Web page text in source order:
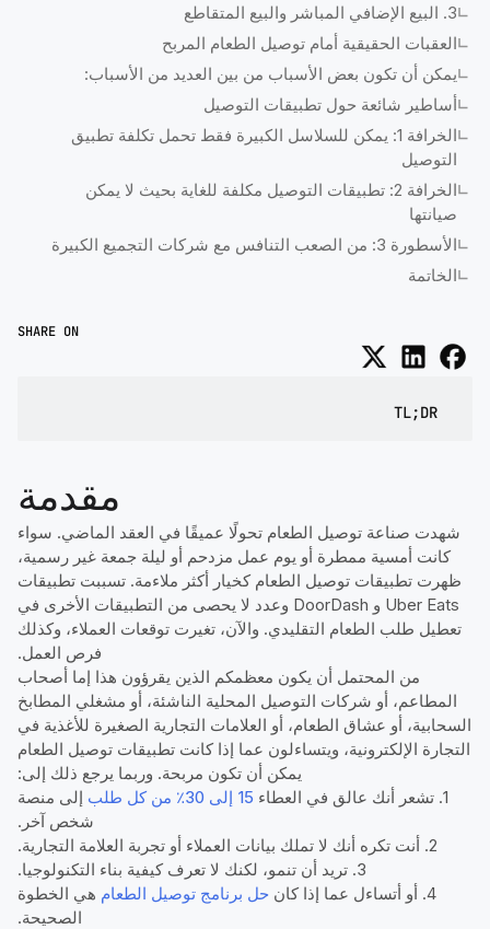
3. البيع الإضافي المباشر والبيع المتقاطع
العقبات الحقيقية أمام توصيل الطعام المربح
يمكن أن تكون بعض الأسباب من بين العديد من الأسباب:
أساطير شائعة حول تطبيقات التوصيل
الخرافة 1: يمكن للسلاسل الكبيرة فقط تحمل تكلفة تطبيق
التوصيل
الخرافة 2: تطبيقات التوصيل مكلفة للغاية بحيث لا يمكن
صيانتها
الأسطورة 3: من الصعب التنافس مع شركات التجميع الكبيرة
الخاتمة
SHARE ON
TL;DR
مقدمة
شهدت صناعة توصيل الطعام تحولًا عميقًا في العقد الماضي. سواء
كانت أمسية ممطرة أو يوم عمل مزدحم أو ليلة جمعة غير رسمية،
ظهرت تطبيقات توصيل الطعام كخيار أكثر ملاءمة. تسببت تطبيقات
Uber Eats و DoorDash وعدد لا يحصى من التطبيقات الأخرى في
تعطيل طلب الطعام التقليدي. والآن، تغيرت توقعات العملاء، وكذلك
فرص العمل.
من المحتمل أن يكون معظمكم الذين يقرؤون هذا إما أصحاب
المطاعم، أو شركات التوصيل المحلية الناشئة، أو مشغلي المطابخ
السحابية، أو عشاق الطعام، أو العلامات التجارية الصغيرة للأغذية في
التجارة الإلكترونية، ويتساءلون عما إذا كانت تطبيقات توصيل الطعام
يمكن أن تكون مربحة. وربما يرجع ذلك إلى:
1. تشعر أنك عالق في العطاء
15 إلى 30٪ من كل طلب
إلى منصة
شخص آخر.
2. أنت تكره أنك لا تملك بيانات العملاء أو تجربة العلامة التجارية.
3. تريد أن تنمو، لكنك لا تعرف كيفية بناء التكنولوجيا.
4. أو أتساءل عما إذا كان
حل برنامج توصيل الطعام هي الخطوة
الصحيحة.